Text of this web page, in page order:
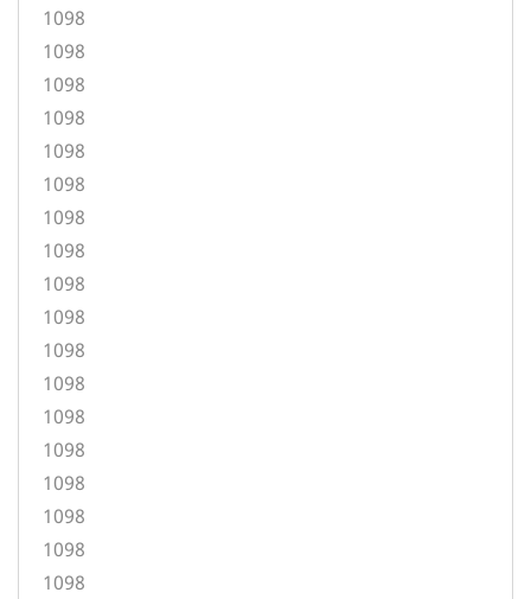
1098
1098
1098
1098
1098
1098
1098
1098
1098
1098
1098
1098
1098
1098
1098
1098
1098
1098